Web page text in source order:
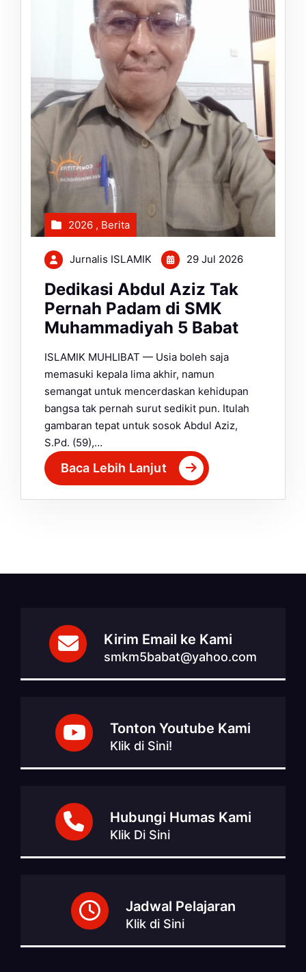
2026 , Berita
Jurnalis ISLAMIK 29 Jul 2026
Dedikasi Abdul Aziz Tak
Pernah Padam di SMK
Muhammadiyah 5 Babat
ISLAMIK MUHLIBAT — Usia boleh saja
memasuki kepala lima akhir, namun
semangat untuk mencerdaskan kehidupan
bangsa tak pernah surut sedikit pun. Itulah
gambaran tepat untuk sosok Abdul Aziz,
S.Pd. (59),…
Baca Lebih Lanjut
Kirim Email ke Kami
smkm5babat@yahoo.com
Tonton Youtube Kami
Klik di Sini!
Hubungi Humas Kami
Klik Di Sini
Jadwal Pelajaran
Klik di Sini